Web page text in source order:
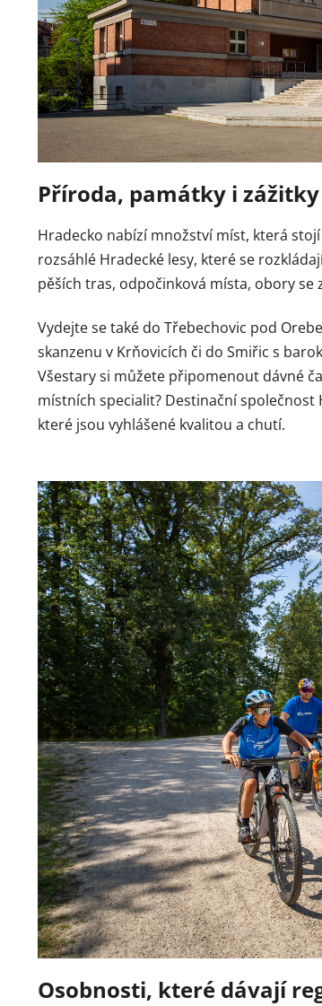
Příroda, památky i
Hradecko nabízí množství míst, která
rozsáhlé Hradecké lesy, které se
pěších tras, odpočinková místa, obory
Vydejte se také do Třebechovic pod
skanzenu v Krňovicích či do Smiřic s
Všestary si můžete připomenout dávné
místních specialit? Destinační
které jsou vyhlášené kvalitou a chutí.
Osobnosti, které dávají